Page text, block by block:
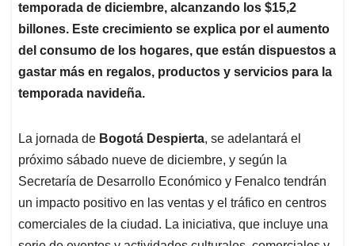
temporada de diciembre, alcanzando los $15,2
billones. Este crecimiento se explica por el aumento
del consumo de los hogares, que están dispuestos a
gastar más en regalos, productos y servicios para la
temporada navideña.
La jornada de Bogotá Despierta, se adelantará el
próximo sábado nueve de diciembre, y según la
Secretaría de Desarrollo Económico y Fenalco tendrán
un impacto positivo en las ventas y el tráfico en centros
comerciales de la ciudad. La iniciativa, que incluye una